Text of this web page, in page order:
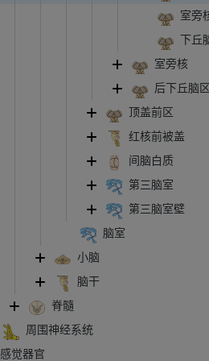
室旁
下丘
室旁核
后下丘脑区
顶盖前区
红核前被盖
间脑白质
第三脑室
第三脑室壁
脑室
小脑
脑干
脊髓
周围神经系统
感觉器官